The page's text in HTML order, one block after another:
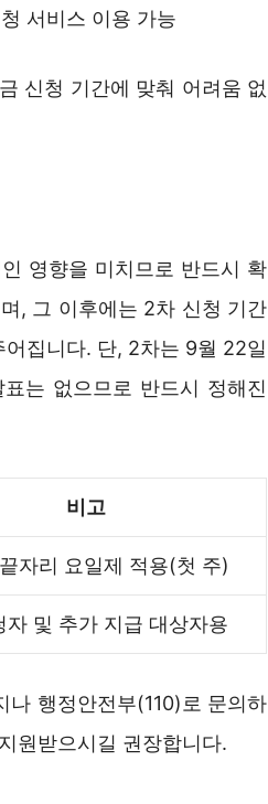
서비스 이용 가능
신청 기간에 맞춰 어려움 없
영향을 미치므로 반드시 확
, 그 이후에는 2차 신청 기간
집니다. 단, 2차는 9월 22일
는 없으므로 반드시 정해진
비고
자리 요일제 적용(첫 주)
자 및 추가 지급 대상자용
나 행정안전부(110)로 문의하
원받으시길 권장합니다.